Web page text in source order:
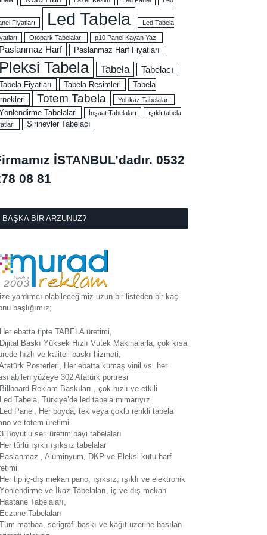
Fiyatları Led Tabela Led Tabela
Otopark Tabelaları p10 Panel Kayan Yazı
Paslanmaz Harf Paslanmaz Harf Fiyatları
Pleksi Tabela Tabela Tabelacı
Fiyatları Tabela Resimleri
Tabela
Totem Tabela Yol ikaz Tabelaları
Tabelalari İnşaat Tabelaları
ışıklı tabela
Şirinevler Tabelacı
İSTANBUL’dadır. 0532
08 81
BAŞKA BIR ARZUNUZ?
yardımcı olabileceğimiz uzun bir listeden bir kaç
başlığımız;
ebatta tipte TABELA üretimi,
Baskı Yüksek Hızlı Vutek Makinalarla, çok kısa
hızlı ve kaliteli baskı hizmeti,
Posterleri, Her ebatta kumaş vinil vs. her
yüzeye 302 Atatürk portresi
Reklam Baskıları , çok hızlı ve etkili
Tabela, Türkiye’de led tabela mimarıyız.
Panel, Her boyda, tek veya çoklu renkli tabela
ve totem üretimi
Boyutlu seri üretim bayi tabelaları
türlü ışıklı ışıksız tabelalar
, Alüminyum, DKP ve Pleksi kutu harf
tip iç-dış mekan pano, ışıksız, ışıklı ve elektronik
ve İkaz Tabelaları, iç ve dış mekan
Tabelaları,
Tabelaları
matbaa, serigrafi baskı ve kağıt üzerine basılan